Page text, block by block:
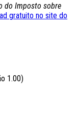
do Imposto sobre
gratuito no site do
1.00)